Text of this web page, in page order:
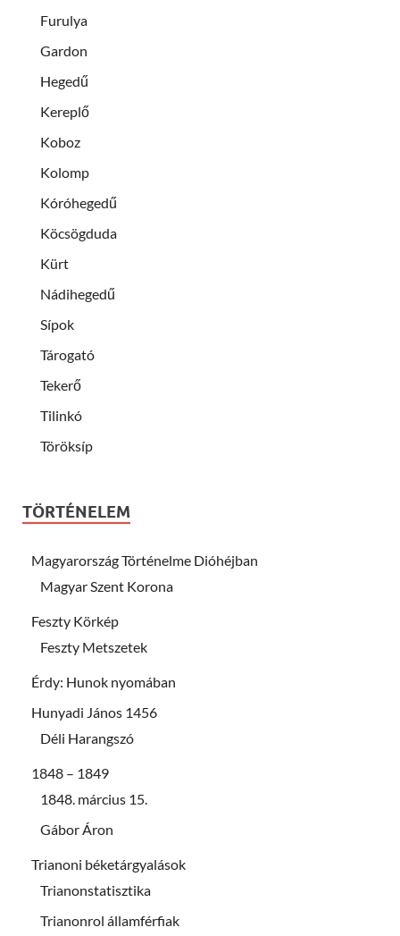
Furulya
Gardon
Hegedű
Kereplő
Koboz
Kolomp
Kóróhegedű
Köcsögduda
Kürt
Nádihegedű
Sípok
Tárogató
Tekerő
Tilinkó
Töröksíp
TÖRTÉNELEM
Magyarország Történelme Dióhéjban
Magyar Szent Korona
Feszty Körkép
Feszty Metszetek
Érdy: Hunok nyomában
Hunyadi János 1456
Déli Harangszó
1848 – 1849
1848. március 15.
Gábor Áron
Trianoni béketárgyalások
Trianonstatisztika
Trianonrol államférfiak